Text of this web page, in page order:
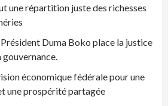
une répartition juste des richesses
Duma Boko place la justice
économique fédérale pour une
une prospérité partagée